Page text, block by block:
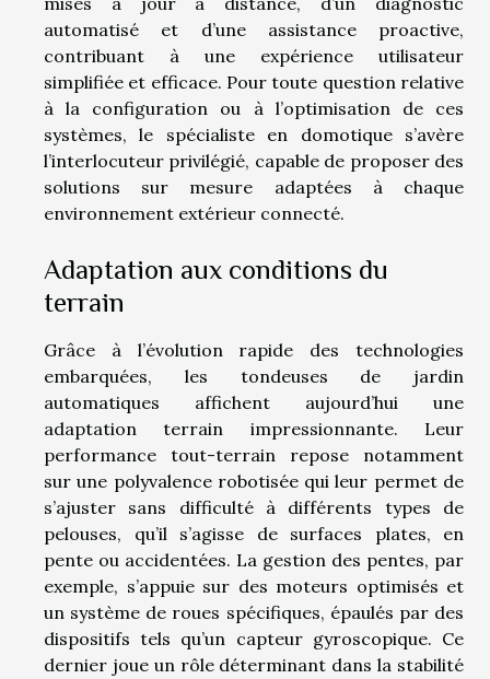
automatisé et d’une assistance proactive,
contribuant à une expérience utilisateur
simplifiée et efficace. Pour toute question relative
à la configuration ou à l’optimisation de ces
systèmes, le spécialiste en domotique s’avère
l’interlocuteur privilégié, capable de proposer des
solutions sur mesure adaptées à chaque
environnement extérieur connecté.
Adaptation aux conditions du
terrain
Grâce à l’évolution rapide des technologies
embarquées, les tondeuses de jardin
automatiques affichent aujourd’hui une
adaptation terrain impressionnante. Leur
performance tout-terrain repose notamment
sur une polyvalence robotisée qui leur permet de
s’ajuster sans difficulté à différents types de
pelouses, qu’il s’agisse de surfaces plates, en
pente ou accidentées. La gestion des pentes, par
exemple, s’appuie sur des moteurs optimisés et
un système de roues spécifiques, épaulés par des
dispositifs tels qu’un capteur gyroscopique. Ce
dernier joue un rôle déterminant dans la stabilité